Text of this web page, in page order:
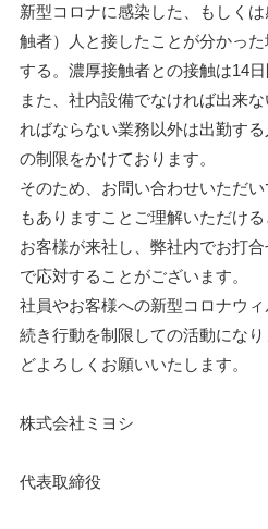
新型コロナに感染した、もしく
触者）人と接したことが分かっ
する。濃厚接触者との接触は14日
また、社内設備でなければ出来
ればならない業務以外は出勤す
の制限をかけております。
そのため、お問い合わせいただ
もありますことご理解いただける
お客様が来社し、弊社内でお打
で応対することがございます。
社員やお客様への新型コロナウ
続き行動を制限しての活動にな
どよろしくお願いいたします。
株式会社ミヨシ
代表取締役